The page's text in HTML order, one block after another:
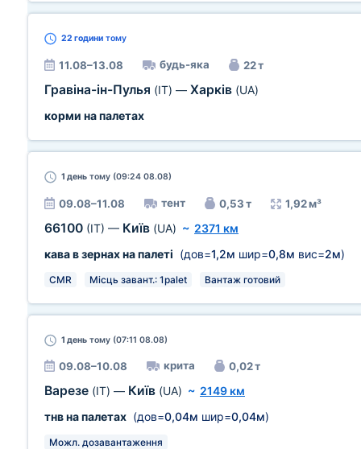
22 години тому
11.08–13.08 будь-яка 22 т
Гравіна-ін-Пулья (IT) — Харків (UA)
корми на палетах
1 день тому (09:24 08.08)
09.08–11.08 тент 0,53 т 1,92 м³
66100 (IT) — Київ (UA) ~ 2371 км
кава в зернах на палеті (дов=1,2м шир=0,8м вис=2м)
CMR Місць завант.: 1palet Вантаж готовий
1 день тому (07:11 08.08)
09.08–10.08 крита 0,02 т
Варезе (IT) — Київ (UA) ~ 2149 км
тнв на палетах (дов=0,04м шир=0,04м)
Можл. дозавантаження